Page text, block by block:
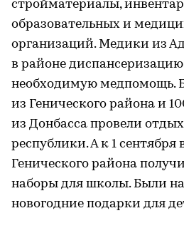
стройматериалы,
образовательных и
организаций. Медики из
в районе
необходимую медпомощь.
из Генического района и
из Донбасса провели
республики. А к 1 сентября
Генического района
наборы для школы. Были
новогодние подарки для